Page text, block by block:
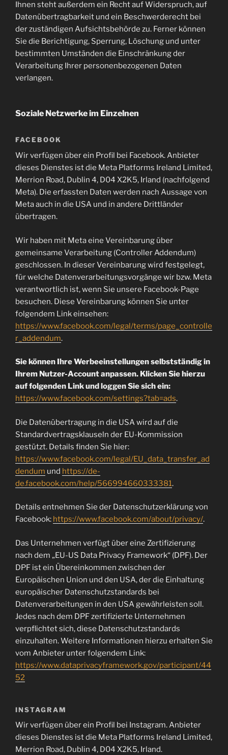
Ihnen steht außerdem ein Recht auf Widerspruch, auf
Datenübertragbarkeit und ein Beschwerderecht bei
der zuständigen Aufsichtsbehörde zu. Ferner können
Sie die Berichtigung, Sperrung, Löschung und unter
bestimmten Umständen die Einschränkung der
Verarbeitung Ihrer personenbezogenen Daten
verlangen.
Soziale Netzwerke im Einzelnen
FACEBOOK
Wir verfügen über ein Profil bei Facebook. Anbieter
dieses Dienstes ist die Meta Platforms Ireland Limited,
Merrion Road, Dublin 4, D04 X2K5, Irland (nachfolgend
Meta). Die erfassten Daten werden nach Aussage von
Meta auch in die USA und in andere Drittländer
übertragen.
Wir haben mit Meta eine Vereinbarung über
gemeinsame Verarbeitung (Controller Addendum)
geschlossen. In dieser Vereinbarung wird festgelegt,
für welche Datenverarbeitungsvorgänge wir bzw. Meta
verantwortlich ist, wenn Sie unsere Facebook-Page
besuchen. Diese Vereinbarung können Sie unter
folgendem Link einsehen:
https://www.facebook.com/legal/terms/page_controlle
r_addendum.
Sie können Ihre Werbeeinstellungen selbstständig in
Ihrem Nutzer-Account anpassen. Klicken Sie hierzu
auf folgenden Link und loggen Sie sich ein:
https://www.facebook.com/settings?tab=ads.
Die Datenübertragung in die USA wird auf die
Standardvertragsklauseln der EU-Kommission
gestützt. Details finden Sie hier:
https://www.facebook.com/legal/EU_data_transfer_ad
dendum und https://de-
de.facebook.com/help/566994660333381.
Details entnehmen Sie der Datenschutzerklärung von
Facebook: https://www.facebook.com/about/privacy/.
Das Unternehmen verfügt über eine Zertifizierung
nach dem „EU-US Data Privacy Framework“ (DPF). Der
DPF ist ein Übereinkommen zwischen der
Europäischen Union und den USA, der die Einhaltung
europäischer Datenschutzstandards bei
Datenverarbeitungen in den USA gewährleisten soll.
Jedes nach dem DPF zertifizierte Unternehmen
verpflichtet sich, diese Datenschutzstandards
einzuhalten. Weitere Informationen hierzu erhalten Sie
vom Anbieter unter folgendem Link:
https://www.dataprivacyframework.gov/participant/44
52
INSTAGRAM
Wir verfügen über ein Profil bei Instagram. Anbieter
dieses Dienstes ist die Meta Platforms Ireland Limited,
Merrion Road, Dublin 4, D04 X2K5, Irland.